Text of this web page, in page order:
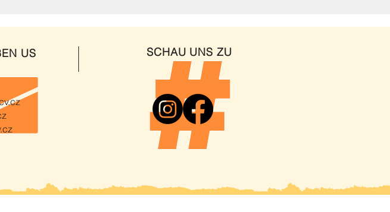
US SCHAU UNS ZU